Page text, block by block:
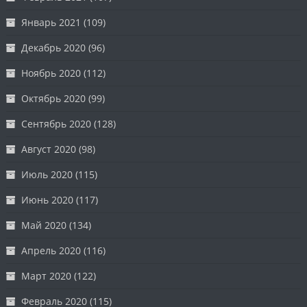
Январь 2021 (109)
Декабрь 2020 (96)
Ноябрь 2020 (112)
Октябрь 2020 (99)
Сентябрь 2020 (128)
Август 2020 (98)
Июль 2020 (115)
Июнь 2020 (117)
Май 2020 (134)
Апрель 2020 (116)
Март 2020 (122)
Февраль 2020 (115)